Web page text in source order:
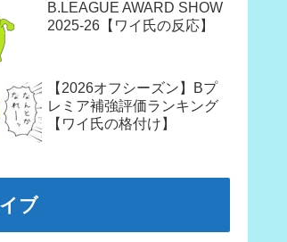
B.LEAGUE AWARD SHOW
2025-26【ワイ氏の反応】
【2026オフシーズン】Bプ
レミア補強評価ランキング
【ワイ氏の格付け】
ブ